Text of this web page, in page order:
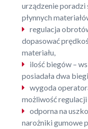
urządzenie poradzi
płynnych
regulacja
dopasować
materiału,
ilość biegów –
posiadała dwa
wygoda
możliwość
odporna na
narożniki gumowe